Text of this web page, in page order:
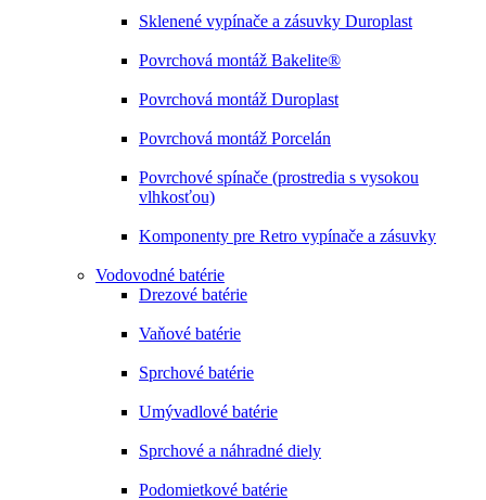
Sklenené vypínače a zásuvky Duroplast
Povrchová montáž Bakelite®
Povrchová montáž Duroplast
Povrchová montáž Porcelán
Povrchové spínače (prostredia s vysokou
vlhkosťou)
Komponenty pre Retro vypínače a zásuvky
Vodovodné batérie
Drezové batérie
Vaňové batérie
Sprchové batérie
Umývadlové batérie
Sprchové a náhradné diely
Podomietkové batérie